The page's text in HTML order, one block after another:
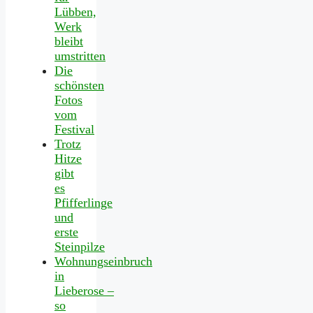
Lübben,
Werk
bleibt
umstritten
Die
schönsten
Fotos
vom
Festival
Trotz
Hitze
gibt
es
Pfifferlinge
und
erste
Steinpilze
Wohnungseinbruch
in
Lieberose –
so